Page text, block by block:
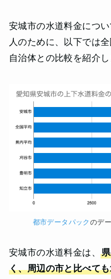
安城市の水道料金につ
人のために、以下では
自治体との比較を紹介し
都市データパックのデ
安城市の水道料金は、
く、周辺の市と比べて